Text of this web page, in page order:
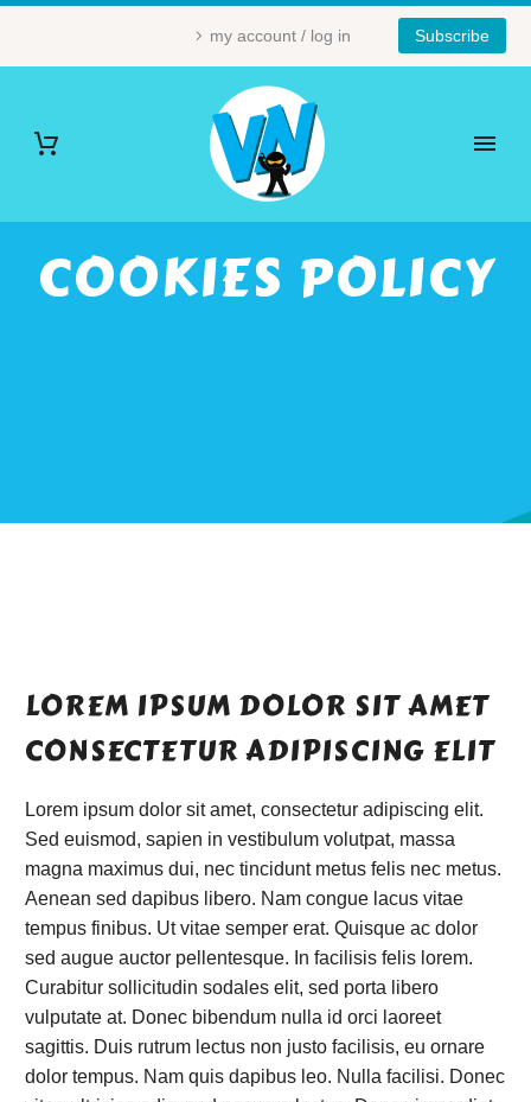
my account / log in Subscribe
COOKIES POLICY
LOREM IPSUM DOLOR SIT AMET
CONSECTETUR ADIPISCING ELIT
Lorem ipsum dolor sit amet, consectetur adipiscing elit.
Sed euismod, sapien in vestibulum volutpat, massa
magna maximus dui, nec tincidunt metus felis nec metus.
Aenean sed dapibus libero. Nam congue lacus vitae
tempus finibus. Ut vitae semper erat. Quisque ac dolor
sed augue auctor pellentesque. In facilisis felis lorem.
Curabitur sollicitudin sodales elit, sed porta libero
vulputate at. Donec bibendum nulla id orci laoreet
sagittis. Duis rutrum lectus non justo facilisis, eu ornare
dolor tempus. Nam quis dapibus leo. Nulla facilisi. Donec